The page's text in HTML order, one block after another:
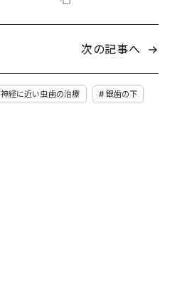
次の記事へ →
神経に近い虫歯の治療 銀歯の下